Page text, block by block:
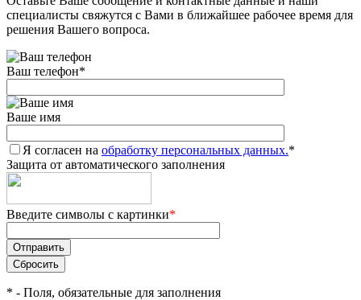
специалисты свяжутся с Вами в ближайшее рабочее время для
решения Вашего вопроса.
Ваш телефон*
Ваше имя
Я согласен на обработку персональных данных.*
Защита от автоматического заполнения
Введите символы с картинки*
* - Поля, обязательные для заполнения